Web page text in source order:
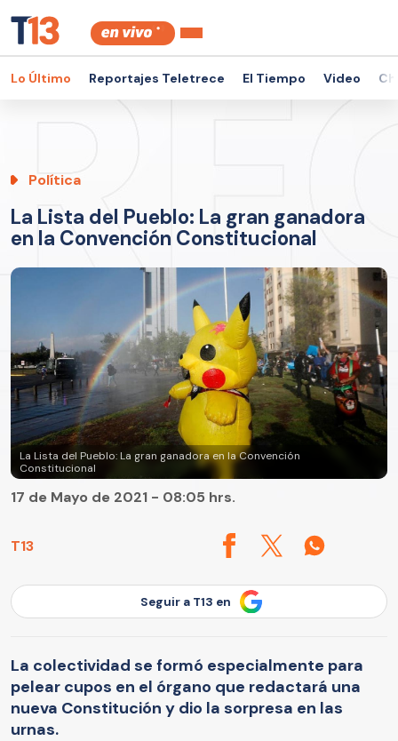
Lo Último Reportajes Teletrece El Tiempo Video
Política
La Lista del Pueblo: La gran ganadora
en la Convención Constitucional
La Lista del Pueblo: La gran ganadora en la Convención
Constitucional
T13
17 de Mayo de 2021 - 08:05 hrs.
Seguir a T13 en
La colectividad se formó especialmente para
pelear cupos en el órgano que redactará una
nueva Constitución y dio la sorpresa en las
urnas.